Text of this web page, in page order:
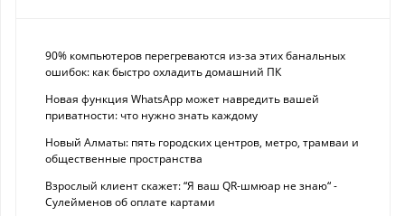
90% компьютеров перегреваются из-за этих банальных
ошибок: как быстро охладить домашний ПК
Новая функция WhatsApp может навредить вашей
приватности: что нужно знать каждому
Новый Алматы: пять городских центров, метро, трамваи и
общественные пространства
Взрослый клиент скажет: “Я ваш QR-шмюар не знаю“ -
Сулейменов об оплате картами